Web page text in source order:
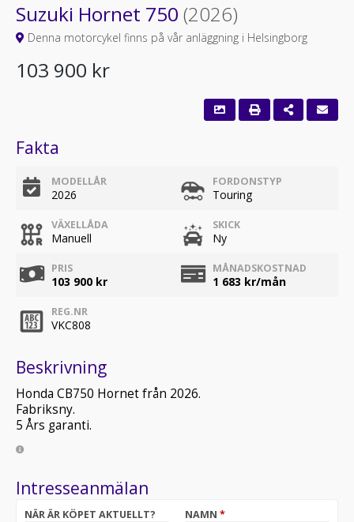
Suzuki Hornet 750 (2026)
Denna motorcykel finns på vår anläggning i Helsingborg
103 900 kr
Fakta
MODELLÅR
2026
FORDONSTYP
Touring
VÄXELLÅDA
Manuell
SKICK
Ny
PRIS
103 900 kr
MÅNADSKOSTNAD
1 683 kr/mån
REG.NR
VKC808
Beskrivning
Honda CB750 Hornet från 2026.
Fabriksny.
5 Års garanti.
Intresseanmälan
NÄR ÄR KÖPET AKTUELLT? NAMN *